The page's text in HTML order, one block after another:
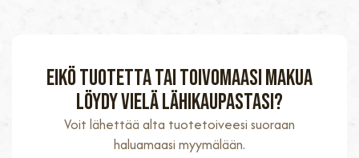
Eikö tuotetta tai toivomaasi makua
löydy vielä lähikaupastasi?
Voit lähettää alta tuotetoiveesi suoraan
haluamaasi myymälään.